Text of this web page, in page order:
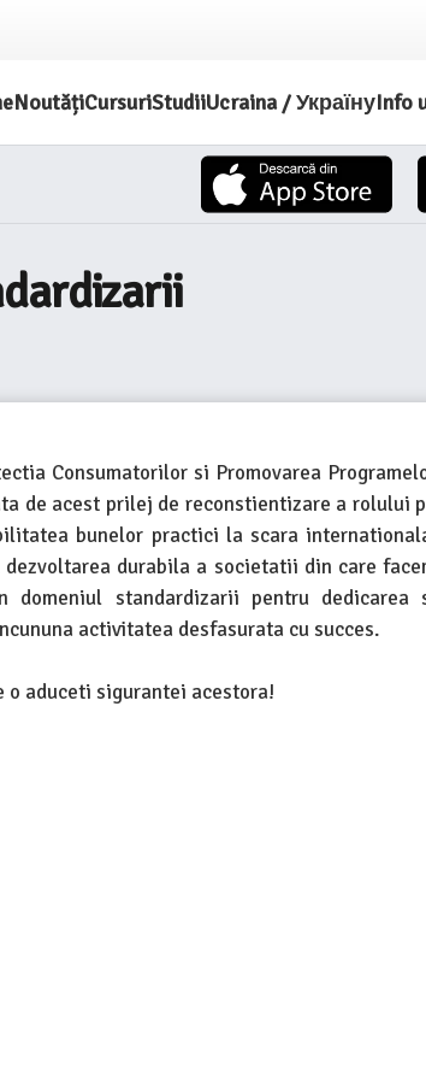
NoutățiCursuriStudiiUcraina / УкраїнуInfo
Consumatorilor si Promovarea
de acest prilej de reconstientizare a rolului
bunelor practici la scara
durabila a societatii din care
standardizarii pentru dedicarea
activitatea desfasurata cu succes.
o aduceti sigurantei acestora!